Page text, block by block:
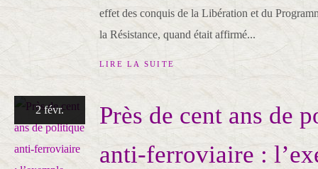
effet des conquis de la Libération et du
la Résistance, quand était affirmé...
LIRE LA SUITE
2 févr.
Près de cent ans de
anti-ferroviaire :